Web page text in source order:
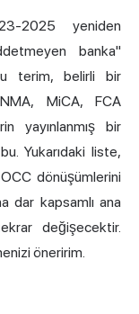
2025 yeniden
banka"
terim, belirli bir
MiCA, FCA
yayınlanmış bir
Yukarıdaki liste,
dönüşümlerini
dar kapsamlı ana
değişecektir.
öneririm.